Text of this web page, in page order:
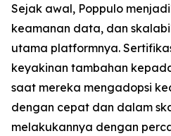
Sejak awal, Poppulo
keamanan data, dan
utama platformnya.
keyakinan tambahan
saat mereka mengadopsi
dengan cepat dan dalam
melakukannya dengan